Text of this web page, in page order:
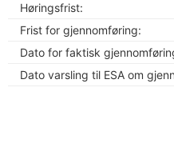
Høringsfrist:
Frist for gjennomføring:
Dato for faktisk
Dato varsling til ESA om